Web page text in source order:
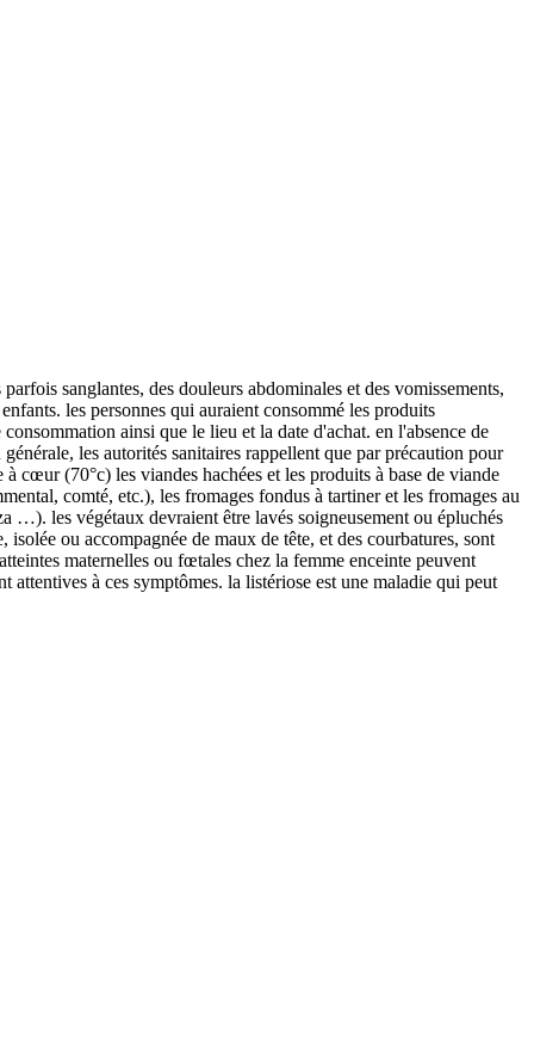
sanglantes, des douleurs abdominales et des vomissements,
les personnes qui auraient consommé les produits
ainsi que le lieu et la date d'achat. en l'absence de
les autorités sanitaires rappellent que par précaution pour
cœur (70°c) les viandes hachées et les produits à base de viande
comté, etc.), les fromages fondus à tartiner et les fromages au
…). les végétaux devraient être lavés soigneusement ou épluchés
ou accompagnée de maux de tête, et des courbatures, sont
maternelles ou fœtales chez la femme enceinte peuvent
attentives à ces symptômes. la listériose est une maladie qui peut